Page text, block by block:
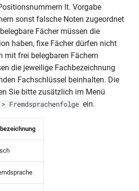
7-10)
5 und
7-10)
5 und
für die
(mit
(mit
(mit
lt. Vorgabe
sonst falsche Noten zugeordnet
Fächer müssen die
haben, fixe Fächer dürfen nicht
mit frei belegbaren Fächern
die jeweilige Fachbezeichnung
Fachschlüssel beinhalten. Die
Sie bitte zusätzlich im Menü
Fremdsprachenfolge ein.